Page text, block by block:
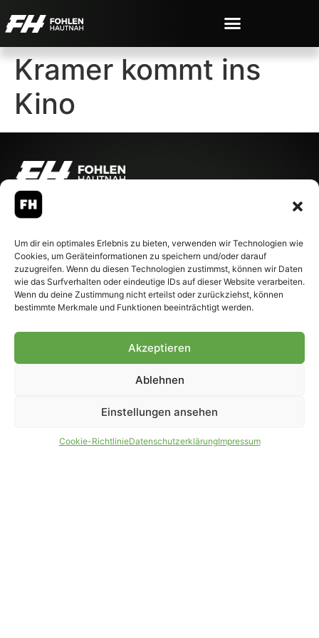
Um dir ein optimales Erlebnis zu bieten, verwenden wir Technologien wie
Cookies, um Geräteinformationen zu speichern und/oder darauf
zuzugreifen. Wenn du diesen Technologien zustimmst, können wir Daten
wie das Surfverhalten oder eindeutige IDs auf dieser Website verarbeiten.
Wenn du deine Zustimmung nicht erteilst oder zurückziehst, können
bestimmte Merkmale und Funktionen beeinträchtigt werden.
Akzeptieren
Ablehnen
Einstellungen ansehen
Cookie-RichtlinieDatenschutzerklärungImpressum
Kramer kommt ins
Kino
© 2007-2026 Fohlen-Hautnah.de
– Alle rechte vorbehalten.
offiziell eingetragenes Magazin
bei der Deutschen
Nationalbibliothek (ISSN 1868-
8233). Nachdruck und
Weiterverarbeitung, auch
auszugsweise, nur mit
PARTNER WERDEN
AGB